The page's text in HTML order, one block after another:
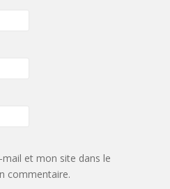
et mon site dans le
commentaire.